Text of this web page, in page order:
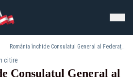
România închide Consulatul General al Federaţiei Ruse la Constanţa și îl declară pe consul persona non grata
citire
Consulatul General al